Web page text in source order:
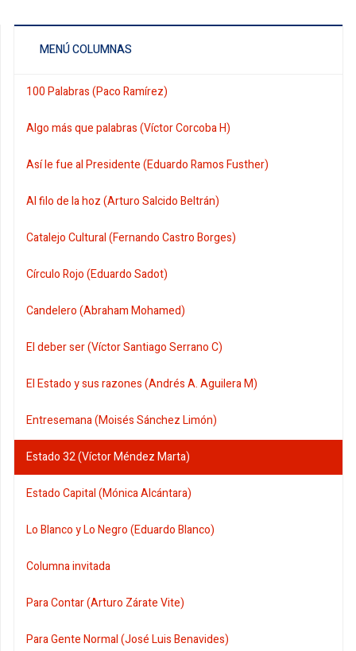
MENÚ COLUMNAS
100 Palabras (Paco Ramírez)
Algo más que palabras (Víctor Corcoba H)
Así le fue al Presidente (Eduardo Ramos Fusther)
Al filo de la hoz (Arturo Salcido Beltrán)
Catalejo Cultural (Fernando Castro Borges)
Círculo Rojo (Eduardo Sadot)
Candelero (Abraham Mohamed)
El deber ser (Víctor Santiago Serrano C)
El Estado y sus razones (Andrés A. Aguilera M)
Entresemana (Moisés Sánchez Limón)
Estado 32 (Víctor Méndez Marta)
Estado Capital (Mónica Alcántara)
Lo Blanco y Lo Negro (Eduardo Blanco)
Columna invitada
Para Contar (Arturo Zárate Vite)
Para Gente Normal (José Luis Benavides)